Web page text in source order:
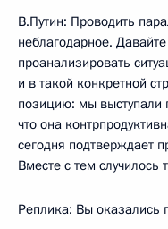
В.Путин: Проводить
неблагодарное.
проанализировать
и в такой конкретной
позицию: мы выступали
что она
сегодня подтверждает
Вместе с тем
Реплика: Вы оказались